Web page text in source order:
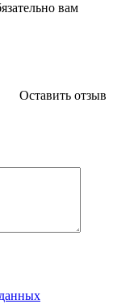
вам
Оставить отзыв